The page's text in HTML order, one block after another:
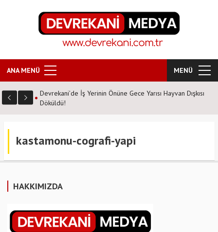
ANA MENÜ MENÜ
Devrekani’de İş Yerinin Önüne Gece Yarısı Hayvan Dışkısı
Döküldü!
kastamonu-cografi-yapi
HAKKIMIZDA